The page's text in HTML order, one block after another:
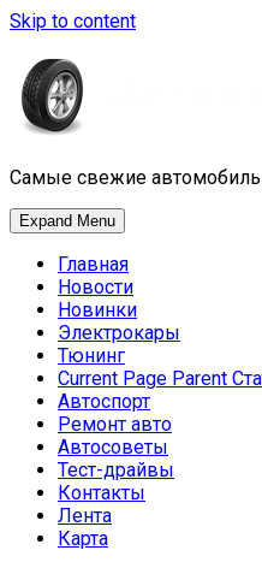
Skip to content
Самые свежие
Expand Menu
Главная
Новости
Новинки
Электрокары
Тюнинг
Current Page Parent
Автоспорт
Ремонт авто
Автосоветы
Тест-драйвы
Контакты
Лента
Карта